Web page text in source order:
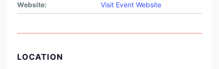
Website: Visit Event Website
LOCATION